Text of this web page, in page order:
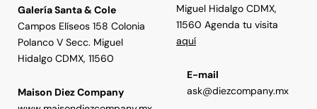
Galería Santa & Cole
Campos Elíseos 158 Colonia
Polanco V Secc. Miguel
Hidalgo CDMX, 11560
Maison Diez Company
Miguel Hidalgo CDMX,
11560 Agenda tu visita
aquí
E-mail
ask@diezcompany.mx